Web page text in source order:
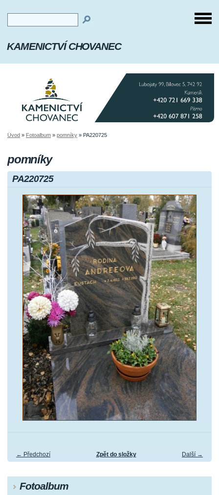
KAMENICTVÍ CHOVANEC
Úvod » Fotoalbum » pomníky » PA220725
pomníky
PA220725
← Předchozí Další →
Zpět do složky
Fotoalbum